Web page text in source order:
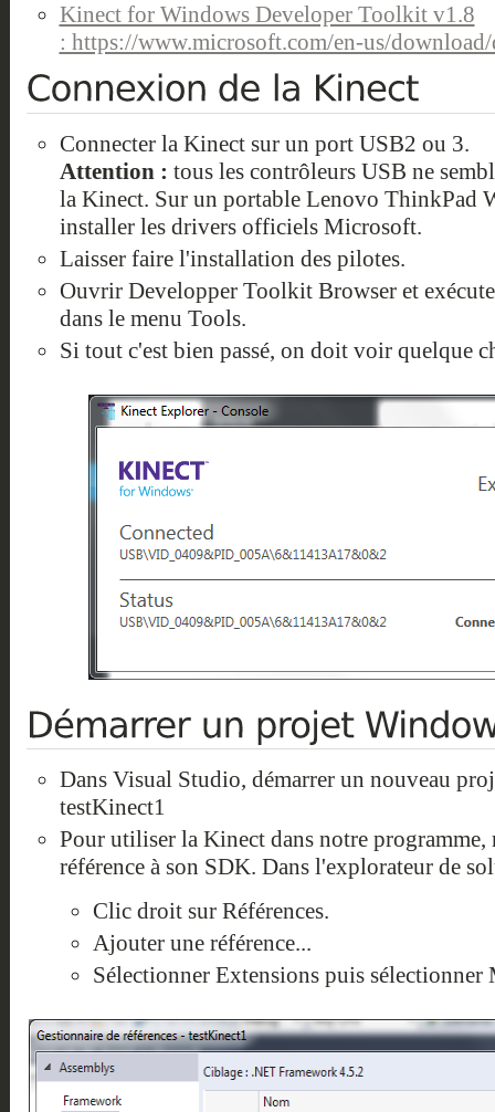
Kinect for Windows Developer Toolkit v1.8
: https://www.microsoft.com/en-us/
Connecter la Kinect sur un port USB2 ou 3.
Attention : tous les contrôleurs USB ne
la Kinect. Sur un portable Lenovo ThinkPad
installer les drivers officiels Microsoft.
Laisser faire l'installation des pilotes.
Ouvrir Developper Toolkit Browser et
dans le menu Tools.
Si tout c'est bien passé, on doit voir quelque
Dans Visual Studio, démarrer un nouveau
testKinect1
Pour utiliser la Kinect dans notre
référence à son SDK. Dans l'explorateur de
Clic droit sur Références.
Ajouter une référence...
Sélectionner Extensions puis